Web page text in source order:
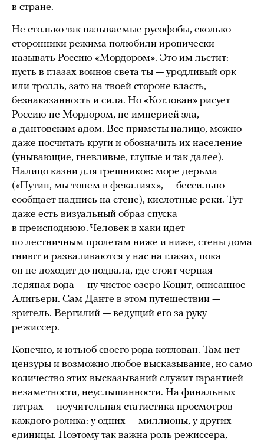
в стране.
Не столько так называемые русофобы, сколько
сторонники режима полюбили иронически
называть Россию «Мордором». Это им льстит:
пусть в глазах воинов света ты — уродливый орк
или тролль, зато на твоей стороне власть,
безнаказанность и сила. Но «Котлован» рисует
Россию не Мордором, не империей зла,
а дантовским адом. Все приметы налицо, можно
даже посчитать круги и обозначить их население
(унывающие, гневливые, глупые и так далее).
Налицо казни для грешников: море дерьма
(«Путин, мы тонем в фекалиях», — бессильно
сообщает надпись на стене), кислотные реки. Тут
даже есть визуальный образ спуска
в преисподнюю. Человек в хаки идет
по лестничным пролетам ниже и ниже, стены дома
гниют и разваливаются у нас на глазах, пока
он не доходит до подвала, где стоит черная
ледяная вода — ну чистое озеро Коцит, описанное
Алигьери. Сам Данте в этом путешествии —
зритель. Вергилий — ведущий его за руку
режиссер.
Конечно, и ютьюб своего рода котлован. Там нет
цензуры и возможно любое высказывание, но само
количество этих высказываний служит гарантией
незаметности, неуслышанности. На финальных
титрах — поучительная статистика просмотров
каждого ролика: у одних — миллионы, у других —
единицы. Поэтому так важна роль режиссера,